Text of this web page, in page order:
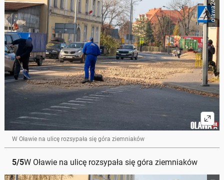
olawa24.pl
W Oławie na ulicę rozsypała się góra ziemniaków
5/5W Oławie na ulicę rozsypała się góra ziemniaków